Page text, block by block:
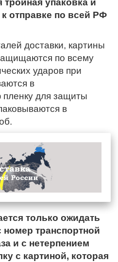
к отправке по всей РФ
доставки, картины
по всему
ударов при
в
пленку для защиты
в
только ожидать
транспортной
и с нетерпением
с картиной, которая